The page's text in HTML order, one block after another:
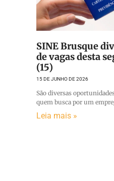
SINE Brusque
de vagas desta
(15)
15 DE JUNHO DE 2026
São diversas
quem busca por um
Leia mais »